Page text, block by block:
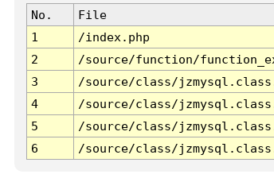
No. File
1
/index.php
2
/source/function/
3
/source/class/
4
/source/class/
5
/source/class/
6
/source/class/